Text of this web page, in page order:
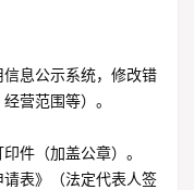
息公示系统，修改错
营范围等）。
件（加盖公章）。
请表》（法定代表人签